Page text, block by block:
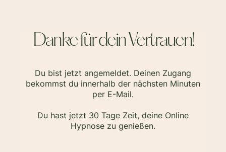
Danke für dein Vertrauen!
Du bist jetzt angemeldet. Deinen Zugang
bekommst du innerhalb der nächsten Minuten
per E-Mail.
Du hast jetzt 30 Tage Zeit, deine Online
Hypnose zu genießen.